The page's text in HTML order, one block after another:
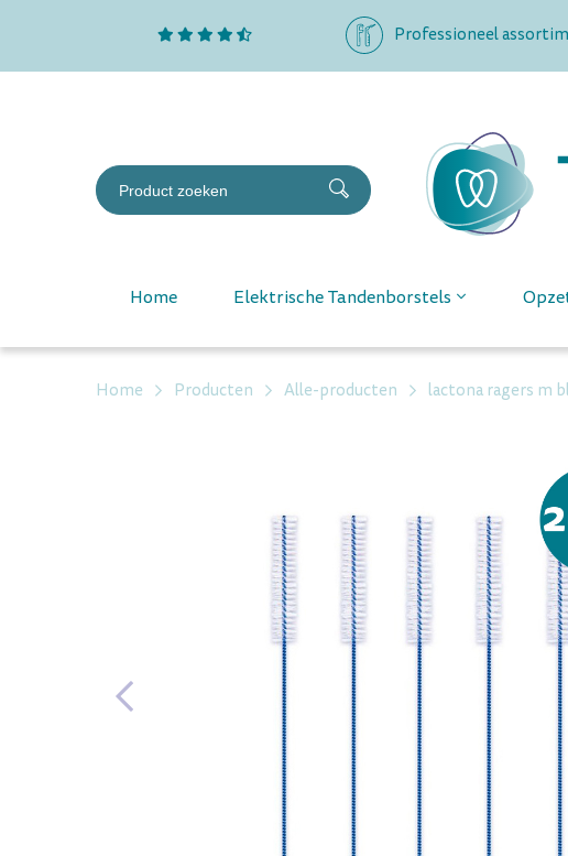
Professioneel
Home Elektrische Tandenborstels
Home Producten Alle-producten lactona ragers m